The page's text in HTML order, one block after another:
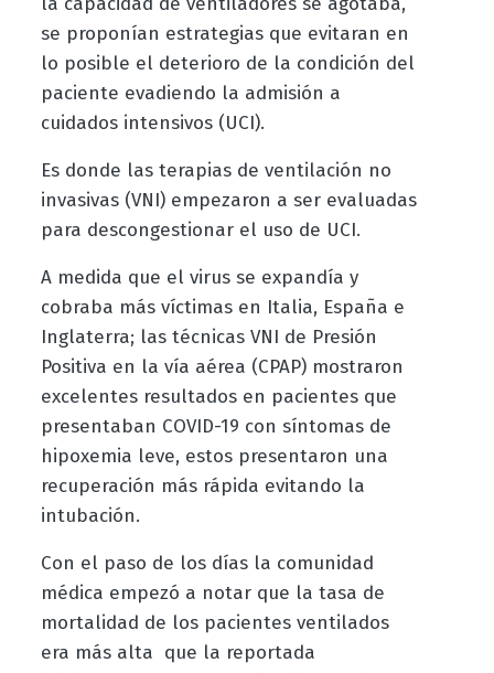
se proponían estrategias que evitaran en
lo posible el deterioro de la condición del
paciente evadiendo la admisión a
cuidados intensivos (UCI).
Es donde las terapias de ventilación no
invasivas (VNI) empezaron a ser evaluadas
para descongestionar el uso de UCI.
A medida que el virus se expandía y
cobraba más víctimas en Italia, España e
Inglaterra; las técnicas VNI de Presión
Positiva en la vía aérea (CPAP) mostraron
excelentes resultados en pacientes que
presentaban COVID-19 con síntomas de
hipoxemia leve, estos presentaron una
recuperación más rápida evitando la
intubación.
Con el paso de los días la comunidad
médica empezó a notar que la tasa de
mortalidad de los pacientes ventilados
era más alta que la reportada